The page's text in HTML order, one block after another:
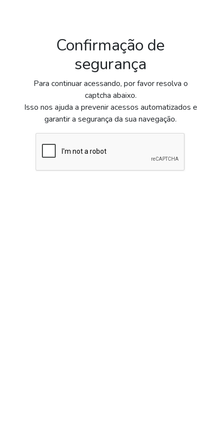
Confirmação de
segurança
Para continuar acessando, por favor resolva o
captcha abaixo.
Isso nos ajuda a prevenir acessos automatizados e
garantir a segurança da sua navegação.